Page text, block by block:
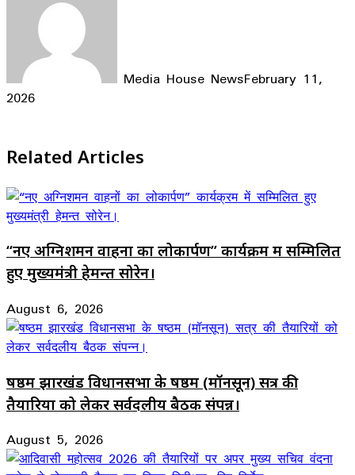
Media House NewsFebruary 11,
2026
Related Articles
“नए अग्निशमन वाहनों का लोकार्पण” कार्यक्रम में सम्मिलित
हुए मुख्यमंत्री हेमन्त सोरेन।
August 6, 2026
षष्ठम झारखंड विधानसभा के षष्ठम (मॉनसून) सत्र की
तैयारियों को लेकर सर्वदलीय बैठक संपन्न।
August 5, 2026